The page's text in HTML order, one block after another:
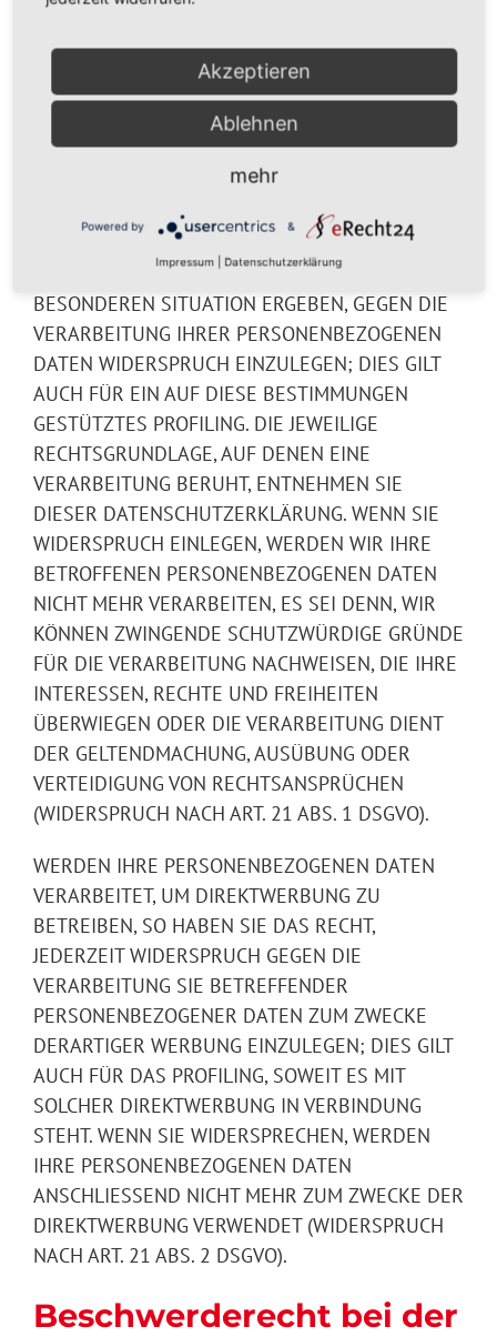
gegen Direktwerbung
(Art. 21 DSGVO)
WENN DIE DATENVERARBEITUNG AUF
GRUNDLAGE VON ART. 6 ABS. 1 LIT. E ODER F
DSGVO ERFOLGT, HABEN SIE JEDERZEIT DAS
RECHT, AUS GRÜNDEN, DIE SICH AUS IHRER
BESONDEREN SITUATION ERGEBEN, GEGEN DIE
VERARBEITUNG IHRER PERSONENBEZOGENEN
DATEN WIDERSPRUCH EINZULEGEN; DIES GILT
AUCH FÜR EIN AUF DIESE BESTIMMUNGEN
GESTÜTZTES PROFILING. DIE JEWEILIGE
RECHTSGRUNDLAGE, AUF DENEN EINE
VERARBEITUNG BERUHT, ENTNEHMEN SIE
DIESER DATENSCHUTZERKLÄRUNG. WENN SIE
WIDERSPRUCH EINLEGEN, WERDEN WIR IHRE
BETROFFENEN PERSONENBEZOGENEN DATEN
NICHT MEHR VERARBEITEN, ES SEI DENN, WIR
KÖNNEN ZWINGENDE SCHUTZWÜRDIGE GRÜNDE
FÜR DIE VERARBEITUNG NACHWEISEN, DIE IHRE
INTERESSEN, RECHTE UND FREIHEITEN
ÜBERWIEGEN ODER DIE VERARBEITUNG DIENT
DER GELTENDMACHUNG, AUSÜBUNG ODER
VERTEIDIGUNG VON RECHTSANSPRÜCHEN
(WIDERSPRUCH NACH ART. 21 ABS. 1 DSGVO).
WERDEN IHRE PERSONENBEZOGENEN DATEN
VERARBEITET, UM DIREKTWERBUNG ZU
BETREIBEN, SO HABEN SIE DAS RECHT,
JEDERZEIT WIDERSPRUCH GEGEN DIE
VERARBEITUNG SIE BETREFFENDER
PERSONENBEZOGENER DATEN ZUM ZWECKE
DERARTIGER WERBUNG EINZULEGEN; DIES GILT
AUCH FÜR DAS PROFILING, SOWEIT ES MIT
SOLCHER DIREKTWERBUNG IN VERBINDUNG
STEHT. WENN SIE WIDERSPRECHEN, WERDEN
IHRE PERSONENBEZOGENEN DATEN
ANSCHLIESSEND NICHT MEHR ZUM ZWECKE DER
DIREKTWERBUNG VERWENDET (WIDERSPRUCH
NACH ART. 21 ABS. 2 DSGVO).
Beschwerde­recht bei der
Akzeptieren
Ablehnen
mehr
Powered by &
Impressum Datenschutzerklärung